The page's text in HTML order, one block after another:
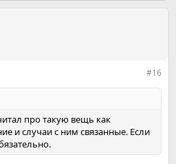
#16
про такую вещь как
и случаи с ним связанные. Если